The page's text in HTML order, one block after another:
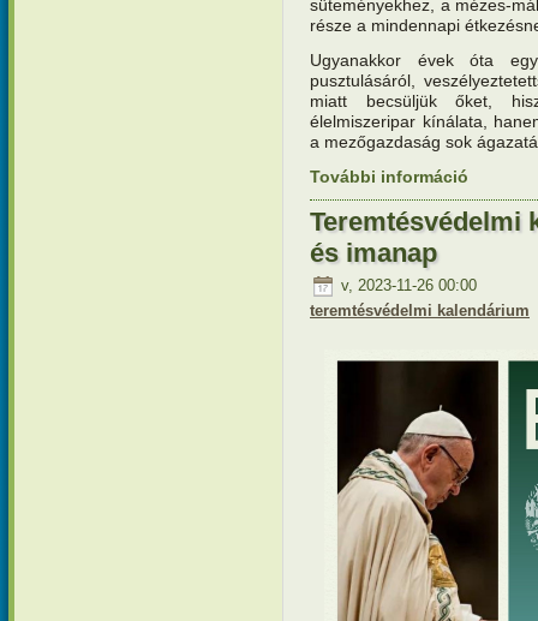
süteményekhez, a mézes-
része a mindennapi
Ugyanakkor évek óta
pusztulásáról,
miatt becsüljük őket,
élelmiszeripar kínálata,
a mezőgazdaság sok
További információ
Teremtésvédelmi
és imanap
v, 2023-11-26 00:00
teremtésvédelmi kalendárium